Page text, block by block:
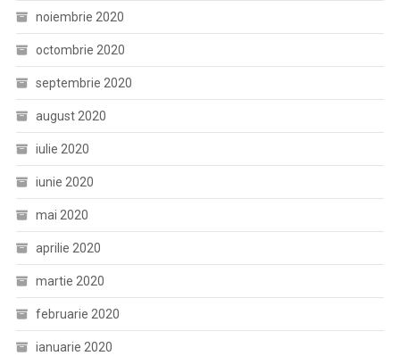
noiembrie 2020
octombrie 2020
septembrie 2020
august 2020
iulie 2020
iunie 2020
mai 2020
aprilie 2020
martie 2020
februarie 2020
ianuarie 2020